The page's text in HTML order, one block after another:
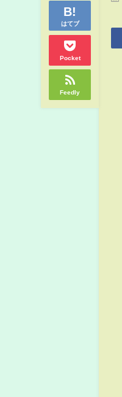
はてブ
Pocket
Feedly